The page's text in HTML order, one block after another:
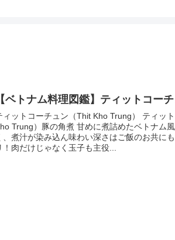
【ベトナム料理図鑑】ティットコー
ィットコーチュン（Thit Kho Trung） ティッ
Trung）豚の角煮 甘めに煮詰めたベトナム
、煮汁が染み込ん味わい深さはご飯のお共に
！肉だけじゃなく玉子も主役...